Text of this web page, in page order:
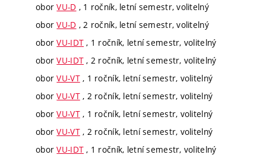
oborVU-D , 1 ročník, letní semestr, volitelný
oborVU-D , 2 ročník, letní semestr, volitelný
oborVU-IDT , 1 ročník, letní semestr, volitelný
oborVU-IDT , 2 ročník, letní semestr, volitelný
oborVU-VT, 1 ročník, letní semestr, volitelný
oborVU-VT, 2 ročník, letní semestr, volitelný
oborVU-VT, 1 ročník, letní semestr, volitelný
oborVU-VT, 2 ročník, letní semestr, volitelný
oborVU-IDT , 1 ročník, letní semestr, volitelný